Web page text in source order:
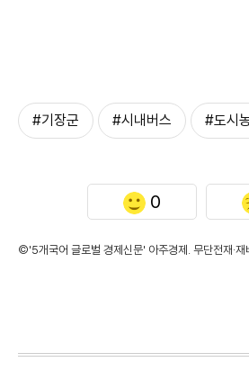
#기장군 #시내버스 #도시
0
©'5개국어 글로벌 경제신문' 아주경제. 무단전재·재